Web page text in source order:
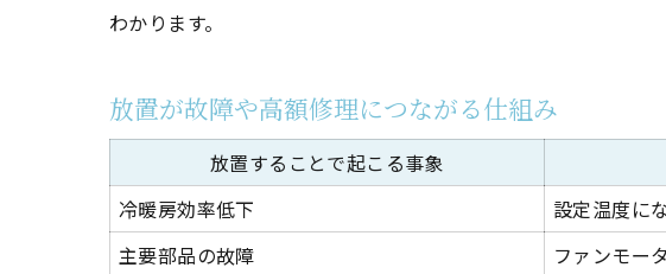
エ
口コ
自分
わかります。
放置が故障や高額修理につながる仕組み
放置することで起こる事象
冷暖房効率低下
設定温度に
主要部品の故障
ファンモー